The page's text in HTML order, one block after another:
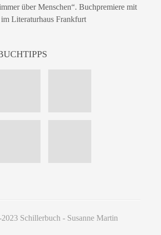
über Menschen“. Buchpremiere mit
Literaturhaus Frankfurt
Schillerbuch - Susanne Martin